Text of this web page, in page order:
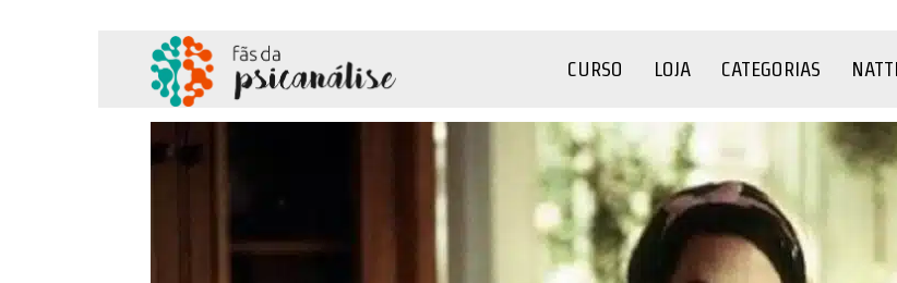
CURSO LOJA CATEGORIAS